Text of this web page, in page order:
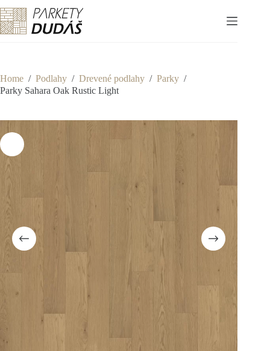
to
content
Home / Podlahy / Drevené podlahy / Parky /
Parky Sahara Oak Rustic Light